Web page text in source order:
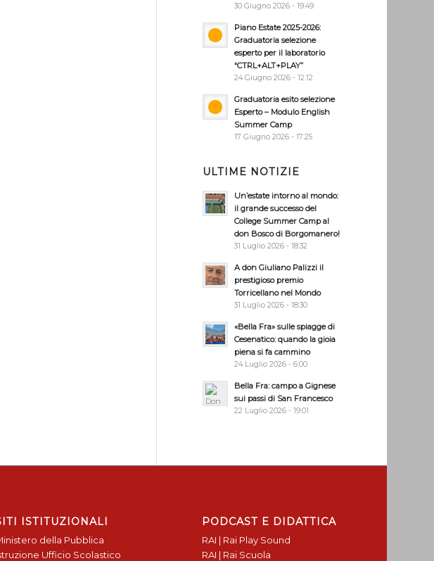
30 Giugno 2026 - 19:49
Piano Estate 2025-2026:
Graduatoria selezione
esperto per il laboratorio
“CTRL+ALT+PLAY”
24 Giugno 2026 - 12:12
Graduatoria esito selezione
Esperto – Modulo English
Summer Camp
17 Giugno 2026 - 17:25
ULTIME NOTIZIE
Un’estate intorno al mondo:
il grande successo del
College Summer Camp al
don Bosco di Borgomanero!
31 Luglio 2026 - 18:32
A don Giuliano Palizzi il
prestigioso premio
Torricellano nel Mondo
31 Luglio 2026 - 18:30
«Bella Fra» sulle spiagge di
Cesenatico: quando la gioia
piena si fa cammino
24 Luglio 2026 - 6:00
Bella Fra: campo a Gignese
sui passi di San Francesco
22 Luglio 2026 - 19:01
ISTITUZIONALI
della Pubblica
Ufficio Scolastico
PODCAST E DIDATTICA
RAI | Rai Play Sound
RAI | Rai Scuola